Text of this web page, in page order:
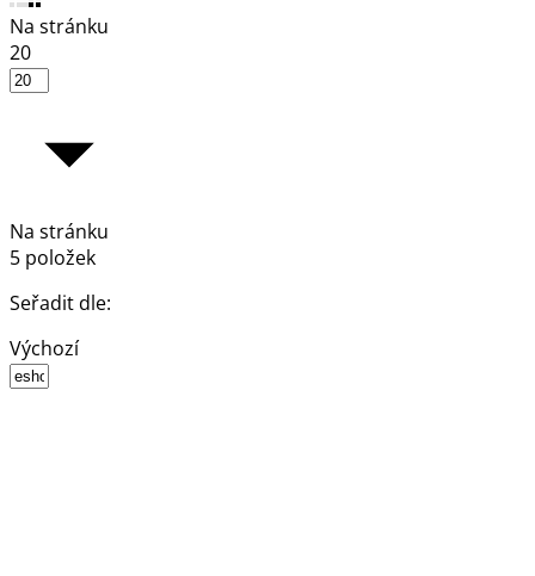
Na stránku
20
Na stránku
5 položek
Seřadit dle:
Výchozí